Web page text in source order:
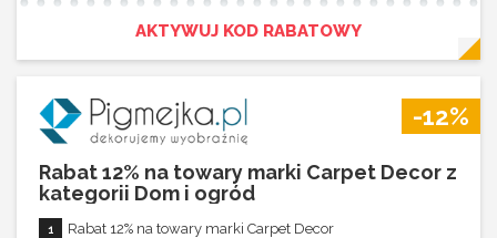
AKTYWUJ KOD RABATOWY
-12%
Rabat 12% na towary marki Carpet Decor z
kategorii Dom i ogród
Rabat 12% na towary marki Carpet Decor